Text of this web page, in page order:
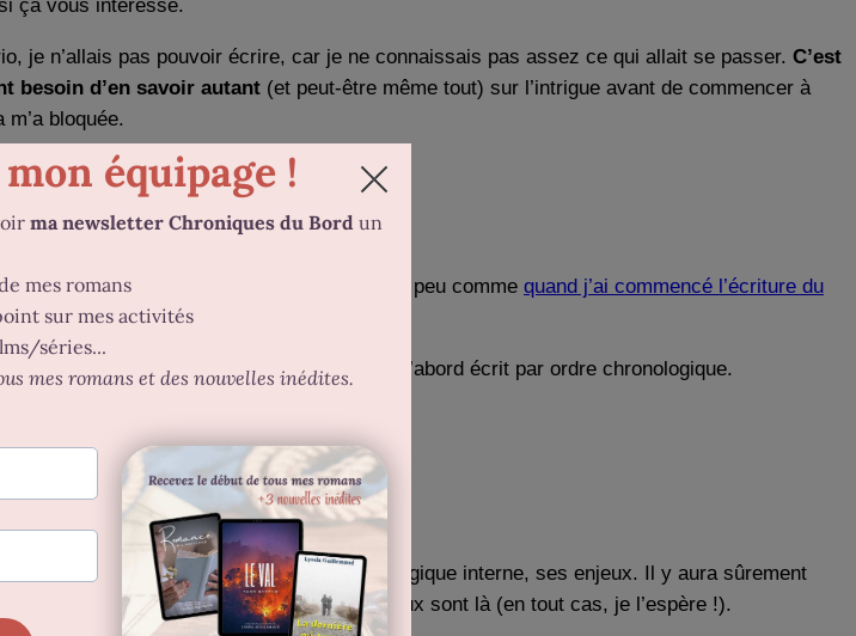
ça vous intéresse.
je n’allais pas pouvoir écrire, car je ne connaissais pas assez ce qui allait se passer. C’est
besoin d’en savoir autant (et peut-être même tout) sur l’intrigue avant de commencer à
bloquée.
de choc,j’ai repris tout depuis le début , un peu comme quand j’ai commencé l’écriture du
à mesure mes événements , car je les ai d’abord écrit par ordre chronologique.
dans l’ordre de narration.
la route.
histoire , ses tenants et aboutissants, sa logique interne, ses enjeux. Il y aura sûrement
mais je pense que les ressorts principaux sont là (en tout cas, je l’espère !).